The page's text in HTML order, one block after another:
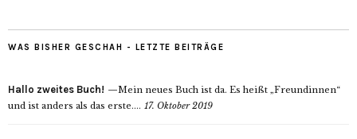
WAS BISHER GESCHAH - LETZTE BEITRÄGE
Hallo zweites Buch!
Mein neues Buch ist da. Es heißt „Freundinnen“
und ist anders als das erste.... 17. Oktober 2019